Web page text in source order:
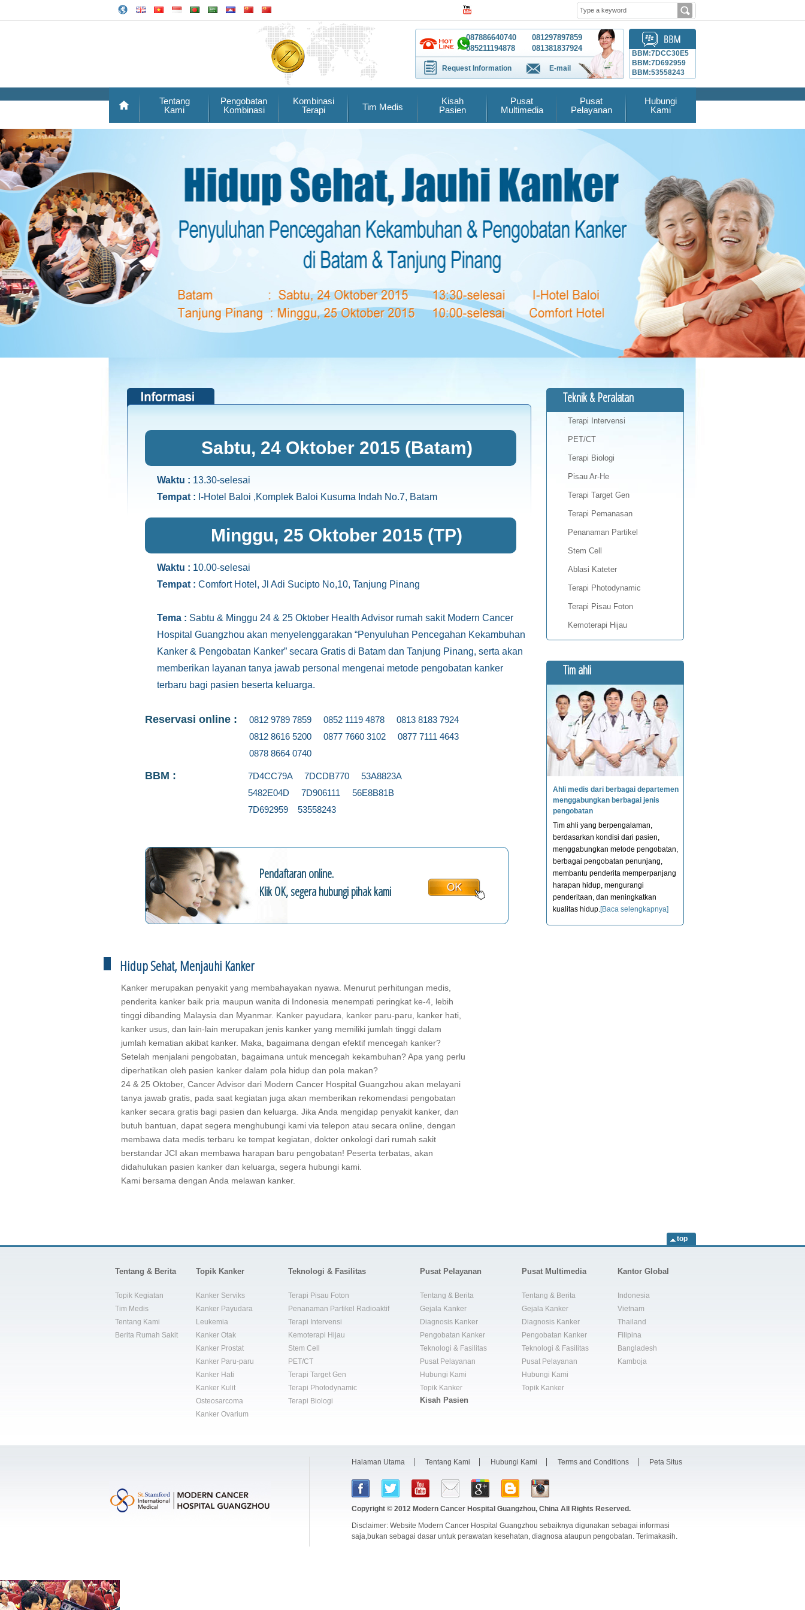
087886640740
081297897859
085211194878
081381837924
Request Information E-mail
BBM:7DCC30E5
BBM:7D692959
BBM:53558243
Tentang
Kami
Pengobatan
Kombinasi
Kombinasi
Terapi
Tim Medis
Kisah
Pasien
Pusat
Multimedia
Pusat
Pelayanan
Hubungi
Kami
Sabtu, 24 Oktober 2015 (Batam)
Waktu : 13.30-selesai
Tempat : I-Hotel Baloi ,Komplek Baloi Kusuma Indah No.7, Batam
Minggu, 25 Oktober 2015 (TP)
Waktu : 10.00-selesai
Tempat : Comfort Hotel, Jl Adi Sucipto No,10, Tanjung Pinang
Tema : Sabtu & Minggu 24 & 25 Oktober Health Advisor rumah sakit Modern Cancer
Hospital Guangzhou akan menyelenggarakan “Penyuluhan Pencegahan Kekambuhan
Kanker & Pengobatan Kanker” secara Gratis di Batam dan Tanjung Pinang, serta akan
memberikan layanan tanya jawab personal mengenai metode pengobatan kanker
terbaru bagi pasien beserta keluarga.
Reservasi online :
0812 9789 7859 0852 1119 4878 0813 8183 7924
0812 8616 5200 0877 7660 3102 0877 7111 4643
0878 8664 0740
BBM :
7D4CC79A 7DCDB770 53A8823A
5482E04D 7D906111 56E8B81B
7D692959 53558243
Pendaftaran online.
Klik OK, segera hubungi pihak kami
Hidup Sehat, Menjauhi Kanker
Kanker merupakan penyakit yang membahayakan nyawa. Menurut perhitungan medis,
penderita kanker baik pria maupun wanita di Indonesia menempati peringkat ke-4, lebih
tinggi dibanding Malaysia dan Myanmar. Kanker payudara, kanker paru-paru, kanker hati,
kanker usus, dan lain-lain merupakan jenis kanker yang memiliki jumlah tinggi dalam
jumlah kematian akibat kanker. Maka, bagaimana dengan efektif mencegah kanker?
Setelah menjalani pengobatan, bagaimana untuk mencegah kekambuhan? Apa yang perlu
diperhatikan oleh pasien kanker dalam pola hidup dan pola makan?
24 & 25 Oktober, Cancer Advisor dari Modern Cancer Hospital Guangzhou akan melayani
tanya jawab gratis, pada saat kegiatan juga akan memberikan rekomendasi pengobatan
kanker secara gratis bagi pasien dan keluarga. Jika Anda mengidap penyakit kanker, dan
butuh bantuan, dapat segera menghubungi kami via telepon atau secara online, dengan
membawa data medis terbaru ke tempat kegiatan, dokter onkologi dari rumah sakit
berstandar JCI akan membawa harapan baru pengobatan! Peserta terbatas, akan
didahulukan pasien kanker dan keluarga, segera hubungi kami.
Kami bersama dengan Anda melawan kanker.
Teknik & Peralatan
Terapi Intervensi
PET/CT
Terapi Biologi
Pisau Ar-He
Terapi Target Gen
Terapi Pemanasan
Penanaman Partikel
Stem Cell
Ablasi Kateter
Terapi Photodynamic
Terapi Pisau Foton
Kemoterapi Hijau
Tim ahli
Ahli medis dari berbagai departemen
menggabungkan berbagai jenis
pengobatan
Tim ahli yang berpengalaman,
berdasarkan kondisi dari pasien,
menggabungkan metode pengobatan,
berbagai pengobatan penunjang,
membantu penderita memperpanjang
harapan hidup, mengurangi
penderitaan, dan meningkatkan
kualitas hidup.[Baca selengkapnya]
top
Tentang & Berita
Topik Kegiatan
Tim Medis
Tentang Kami
Berita Rumah Sakit
Topik Kanker
Kanker Serviks
Kanker Payudara
Leukemia
Kanker Otak
Kanker Prostat
Kanker Paru-paru
Kanker Hati
Kanker Kulit
Osteosarcoma
Kanker Ovarium
Teknologi & Fasilitas
Terapi Pisau Foton
Penanaman Partikel Radioaktif
Terapi Intervensi
Kemoterapi Hijau
Stem Cell
PET/CT
Terapi Target Gen
Terapi Photodynamic
Terapi Biologi
Pusat Pelayanan
Tentang & Berita
Gejala Kanker
Diagnosis Kanker
Pengobatan Kanker
Teknologi & Fasilitas
Pusat Pelayanan
Hubungi Kami
Topik Kanker
Kisah Pasien
Pusat Multimedia
Tentang & Berita
Gejala Kanker
Diagnosis Kanker
Pengobatan Kanker
Teknologi & Fasilitas
Pusat Pelayanan
Hubungi Kami
Topik Kanker
Kantor Global
Indonesia
Vietnam
Thailand
Filipina
Bangladesh
Kamboja
Halaman Utama Tentang Kami Hubungi Kami Terms and Conditions Peta Situs
Copyright © 2012 Modern Cancer Hospital Guangzhou, China All Rights Reserved.
Disclaimer: Website Modern Cancer Hospital Guangzhou sebaiknya digunakan sebagai informasi
saja,bukan sebagai dasar untuk perawatan kesehatan, diagnosa ataupun pengobatan. Terimakasih.